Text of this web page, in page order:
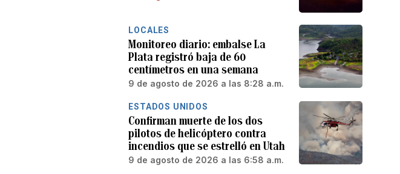
LOCALES
Monitoreo diario: embalse La
Plata registró baja de 60
centímetros en una semana
9 de agosto de 2026 a las 8:28 a.m.
ESTADOS UNIDOS
Confirman muerte de los dos
pilotos de helicóptero contra
incendios que se estrelló en Utah
9 de agosto de 2026 a las 6:58 a.m.